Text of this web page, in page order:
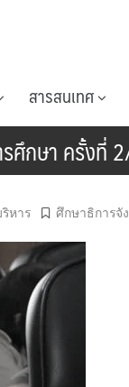
สารสนเทศ
ศึกษา ครั้งที่
หาร ศึกษาธิการจั